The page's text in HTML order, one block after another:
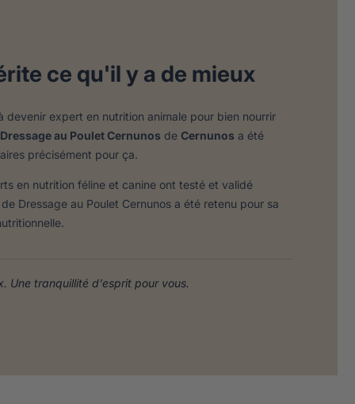
ce qu'il y a de mieux
devenir expert en nutrition animale pour bien nourrir
au Poulet Cernunos de Cernunos a été
précisément pour ça.
en nutrition féline et canine ont testé et validé
Dressage au Poulet Cernunos a été retenu pour sa
Une tranquillité d'esprit pour vous.